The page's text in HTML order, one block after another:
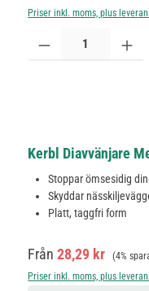
Priser inkl. moms, plus
Produktkvantitet: Ange
Kerbl Diavvänjare
Stoppar ömsesidig
Skyddar
Platt, taggfri form
Försäljningspris:
Från28,29 kr Ordinarie
(4%
Priser inkl. moms, plus